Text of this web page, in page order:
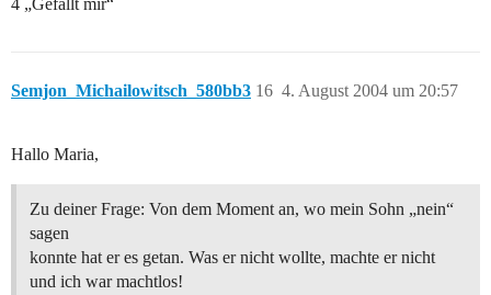
4 „Gefällt mir“
Semjon_Michailowitsch_580bb3 4. August 2004 um 20:57
16
Hallo Maria,
Zu deiner Frage: Von dem Moment an, wo mein Sohn „nein“
sagen
konnte hat er es getan. Was er nicht wollte, machte er nicht
und ich war machtlos!